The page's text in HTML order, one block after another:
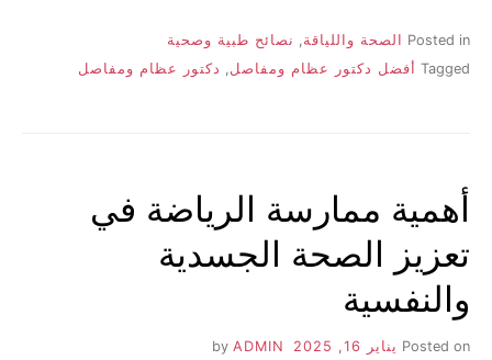
Posted in الصحة واللياقة
نصائح طبية وصحية
Tagged أفضل دكتور عظام ومفاصل, دكتور عظام ومفاصل
أهمية ممارسة الرياضة في
تعزيز الصحة الجسدية
والنفسية
Posted on يناير 16, 2025 ADMIN